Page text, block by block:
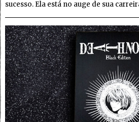
sucesso. Ela está no auge de sua